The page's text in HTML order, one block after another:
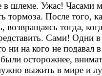
в шлеме. Ужас!
тормоза. После того,
тогда,
Сами!
на кого не подавал
осторожнее,
выжить в мире и